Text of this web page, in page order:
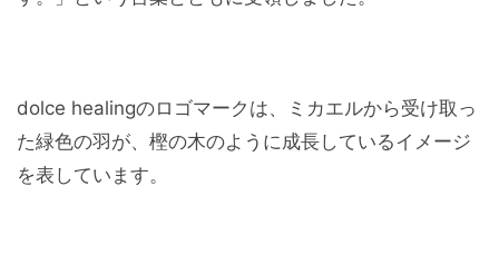
dolce healingのロゴマークは、ミカエルから受け取っ
た緑色の羽が、樫の木のように成長しているイメージ
を表しています。